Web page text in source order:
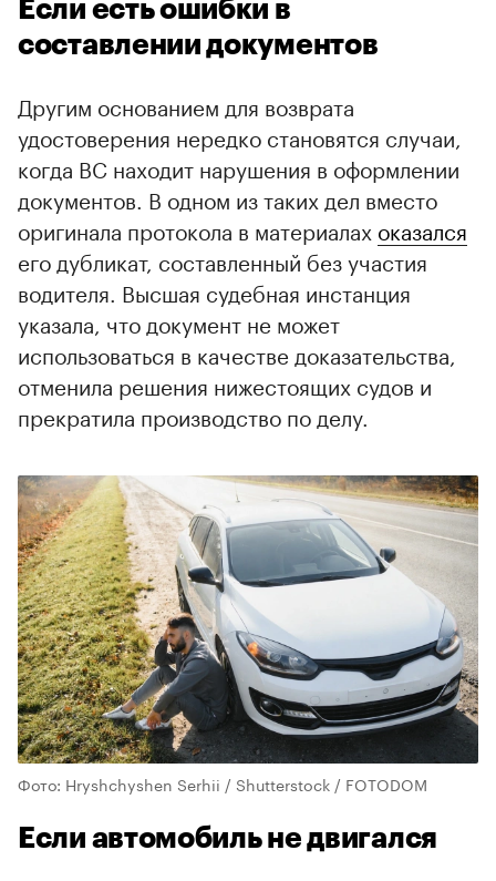
Если есть ошибки в
составлении документов
Другим основанием для возврата
удостоверения нередко становятся случаи,
когда ВС находит нарушения в оформлении
документов. В одном из таких дел вместо
оригинала протокола в материалах оказался
его дубликат, составленный без участия
водителя. Высшая судебная инстанция
указала, что документ не может
использоваться в качестве доказательства,
отменила решения нижестоящих судов и
прекратила производство по делу.
Фото: Hryshchyshen Serhii / Shutterstock / FOTODOM
Если автомобиль не двигался